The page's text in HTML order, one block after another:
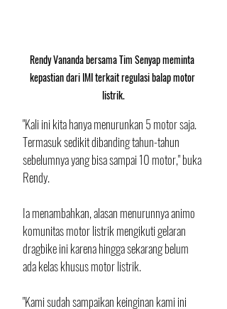
Rendy Vananda bersama Tim Senyap meminta
kepastian dari IMI terkait regulasi balap motor
listrik.
"Kali ini kita hanya menurunkan 5 motor saja.
Termasuk sedikit dibanding tahun-tahun
sebelumnya yang bisa sampai 10 motor," buka
Rendy.
Ia menambahkan, alasan menurunnya animo
komunitas motor listrik mengikuti gelaran
dragbike ini karena hingga sekarang belum
ada kelas khusus motor listrik.
"Kami sudah sampaikan keinginan kami ini